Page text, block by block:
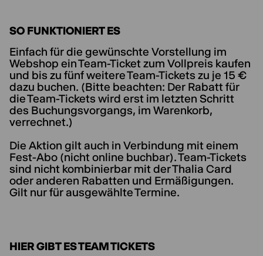
SO FUNKTIONIERT ES
Einfach für die gewünschte Vorstellung im
Webshop ein Team-Ticket zum Vollpreis kaufen
und bis zu fünf weitere Team-Tickets zu je 15 €
dazu buchen. (Bitte beachten: Der Rabatt für
die Team-Tickets wird erst im letzten Schritt
des Buchungsvorgangs, im Warenkorb,
verrechnet.)
Die Aktion gilt auch in Verbindung mit einem
Fest-Abo (nicht online buchbar). Team-Tickets
sind nicht kombinierbar mit der Thalia Card
oder anderen Rabatten und Ermäßigungen.
Gilt nur für ausgewählte Termine.
HIER GIBT ES TEAM TICKETS